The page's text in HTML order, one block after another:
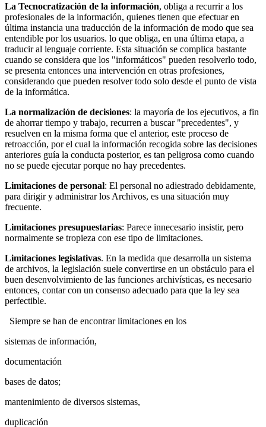
La Tecnocratización de la información, obliga a recurrir a los
profesionales de la información, quienes tienen que efectuar en
última instancia una tra­ducción de la información de modo que sea
entendible por los usuarios. lo que obliga, en una última etapa, a
traducir al lenguaje corriente. Esta si­tuación se complica bastante
cuando se considera que los "informáticos" pueden resolverlo todo,
se presenta entonces una intervención en otras pro­fesiones,
considerando que pueden resolver todo solo desde el punto de vista
de la informática.
La normalización de decisiones: la mayoría de los ejecutivos, a fin
de aho­rrar tiempo y trabajo, recurren a buscar "precedentes", y
resuelven en la misma forma que el anterior, este proceso de
retroacción, por el cual la in­formación recogida sobre las decisiones
anteriores guía la conducta poste­rior, es tan peligrosa como cuando
no se puede ejecutar porque no hay pre­cedentes.
Limitaciones de personal: El personal no adiestrado debidamente,
para diri­gir y administrar los Archivos, es una situación muy
frecuente.
Limitaciones presupuestarias: Parece innecesario insistir, pero
normal­mente se tropieza con ese tipo de limitaciones.
Limitaciones legislativas. En la medida que desarrolla un sistema
de archi­vos, la legislación suele convertirse en un obstáculo para el
buen desenvol­vimiento de las funciones archivísticas, es necesario
entonces, contar con un consenso adecuado para que la ley sea
perfectible.
Siempre se han de encontrar limitaciones en los
sistemas de información,
documentación
bases de datos;
mantenimiento de diversos sistemas,
duplicación